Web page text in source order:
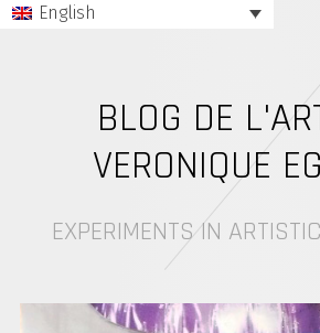
English
BLOG DE
VERONIQUE
EXPERIMENTS IN